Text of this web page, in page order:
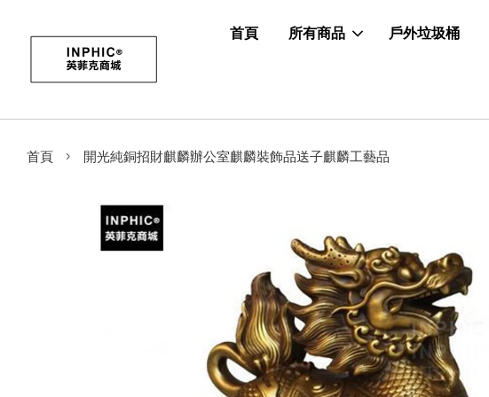
首頁 所有商品 戶外垃圾桶
首頁 › 開光純銅招財麒麟辦公室麒麟裝飾品送子麒麟工藝品